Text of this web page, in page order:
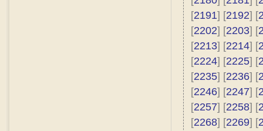
[2191] [2192] [
[2202] [2203] [
[2213] [2214] [
[2224] [2225] [
[2235] [2236] [
[2246] [2247] [
[2257] [2258] [
[2268] [2269] [